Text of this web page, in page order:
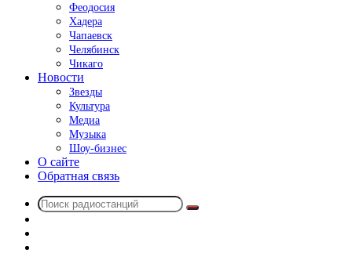
Феодосия
Хадера
Чапаевск
Челябинск
Чикаго
Новости
Звезды
Культура
Медиа
Музыка
Шоу-бизнес
О сайте
Обратная связь
Поиск